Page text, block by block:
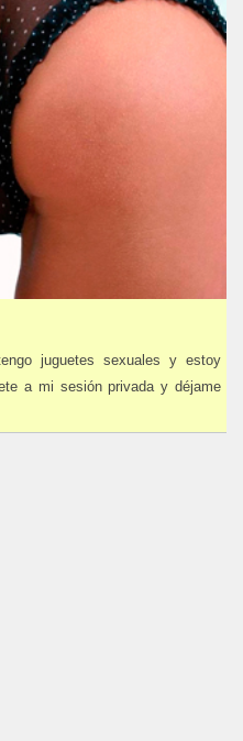
juguetes sexuales y estoy
a mi sesión privada y déjame